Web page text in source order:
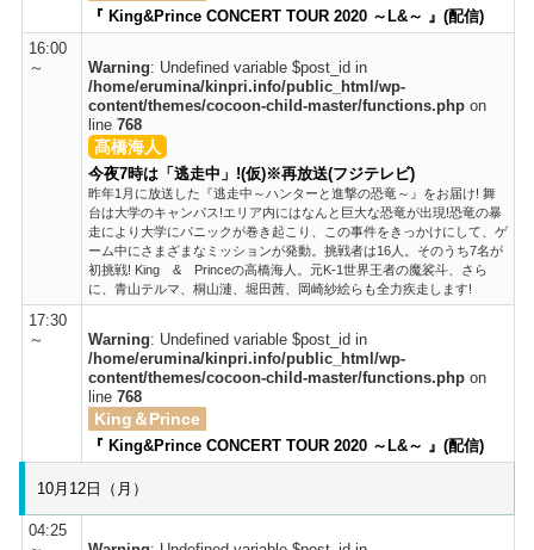
『 King&Prince CONCERT TOUR 2020 ～L&～ 』(配信)
16:00
～
Warning: Undefined variable $post_id in
/home/erumina/kinpri.info/public_html/wp-
content/themes/cocoon-child-master/functions.php on
line 768
髙橋海人
今夜7時は「逃走中」!(仮)※再放送(フジテレビ)
昨年1月に放送した『逃走中～ハンターと進撃の恐竜～』をお届け! 舞
台は大学のキャンパス!エリア内にはなんと巨大な恐竜が出現!恐竜の暴
走により大学にパニックが巻き起こり、この事件をきっかけにして、ゲ
ーム中にさまざまなミッションが発動。挑戦者は16人。そのうち7名が
初挑戦! King & Princeの高橋海人。元K-1世界王者の魔裟斗、さら
に、青山テルマ、桐山漣、堀田茜、岡崎紗絵らも全力疾走します!
17:30
～
Warning: Undefined variable $post_id in
/home/erumina/kinpri.info/public_html/wp-
content/themes/cocoon-child-master/functions.php on
line 768
King＆Prince
『 King&Prince CONCERT TOUR 2020 ～L&～ 』(配信)
10月12日（月）
04:25